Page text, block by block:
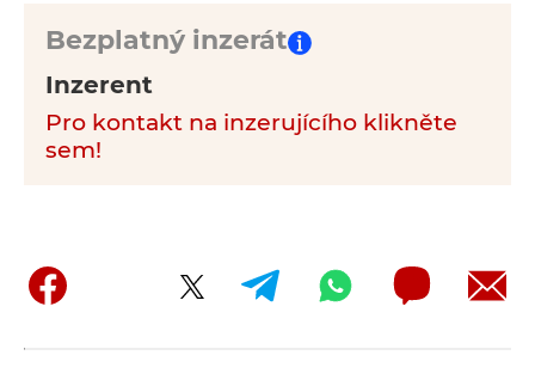
Bezplatný inzerát
Inzerent
Pro kontakt na inzerujícího klikněte
sem!